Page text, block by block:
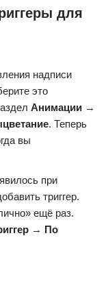
для
надписи
это
Анимации →
. Теперь
вы
при
триггер.
ещё раз.
→ По